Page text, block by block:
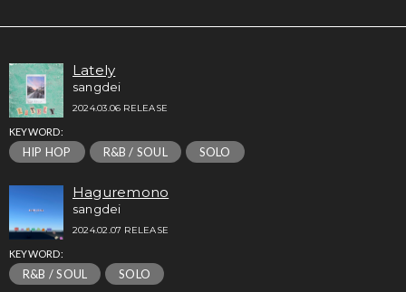
Lately
sangdei
2024.03.06 RELEASE
KEYWORD:
HIP HOP R&B / SOUL SOLO
Haguremono
sangdei
2024.02.07 RELEASE
KEYWORD:
R&B / SOUL SOLO